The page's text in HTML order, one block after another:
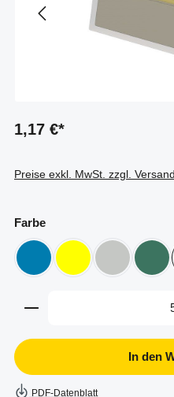
1,17 €*
Preise exkl. MwSt. zzgl.
Farbeauswählen
blau gelb grau
Produkt Anzahl: Gib
In den
PDF-Datenblatt